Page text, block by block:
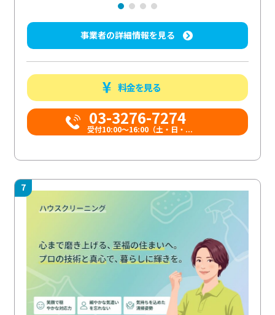
事業者の詳細情報を見る
料金を見る
03-3276-7274
受付10:00〜16:00（土・日・...
7